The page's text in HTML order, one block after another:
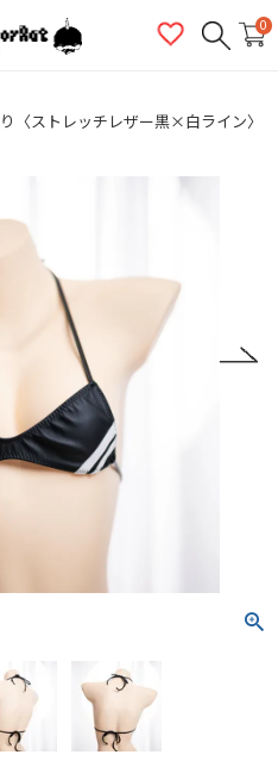
0
〈ストレッチレザー黒×白ライン〉